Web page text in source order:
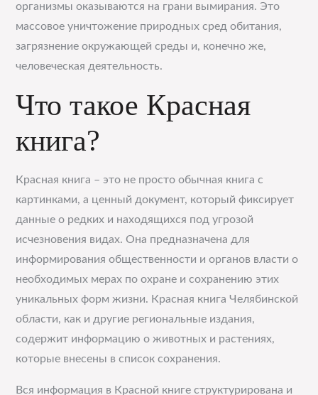
организмы оказываются на грани вымирания. Это
массовое уничтожение природных сред обитания,
загрязнение окружающей среды и, конечно же,
человеческая деятельность.
Что такое Красная
книга?
Красная книга – это не просто обычная книга с
картинками, а ценный документ, который фиксирует
данные о редких и находящихся под угрозой
исчезновения видах. Она предназначена для
информирования общественности и органов власти о
необходимых мерах по охране и сохранению этих
уникальных форм жизни. Красная книга Челябинской
области, как и другие региональные издания,
содержит информацию о животных и растениях,
которые внесены в список сохранения.
Вся информация в Красной книге структурирована и